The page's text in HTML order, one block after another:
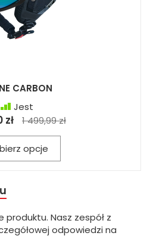
CARBON
Jest
zł 1 499,99 zł
opcje
Nasz zespół z
odpowiedzi na